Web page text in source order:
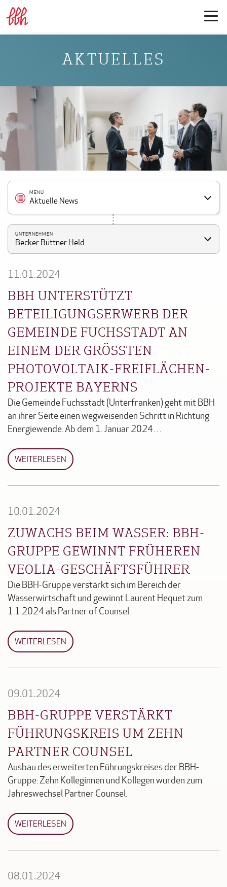
AKTUELLES
MENÜ
Aktuelle News
UNTERNEHMEN
Becker Büttner Held
11.01.2024
BBH UNTERSTÜTZT
BETEILIGUNGSERWERB DER
GEMEINDE FUCHSSTADT AN
EINEM DER GRÖSSTEN P
HOTOVOLTAIK-FREIFLÄCHEN-P
ROJEKTE BAYERNS
Die Gemeinde Fuchsstadt (Unterfranken) geht mit BBH
an ihrer Seite einen wegweisenden Schritt in Richtung
Energiewende. Ab dem 1. Januar 2024…
WEITERLESEN
10.01.2024
ZUWACHS BEIM WASSER: BBH-
GRUPPE GEWINNT FRÜHEREN
VEOLIA-GESCHÄFTSFÜHRER
Die BBH-Gruppe verstärkt sich im Bereich der
Wasserwirtschaft und gewinnt Laurent Hequet zum
1.1.2024 als Partner of Counsel.
WEITERLESEN
09.01.2024
BBH-GRUPPE VERSTÄRKT
FÜHRUNGSKREIS UM ZEHN
PARTNER COUNSEL
Ausbau des erweiterten Führungskreises der BBH-
Gruppe: Zehn Kolleginnen und Kollegen wurden zum
Jahreswechsel Partner Counsel.
WEITERLESEN
08.01.2024